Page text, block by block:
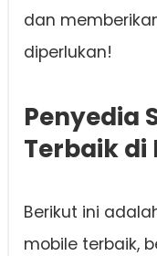
dan
diperlukan!
Penyedia
Terbaik di
Berikut ini
mobile terbaik,